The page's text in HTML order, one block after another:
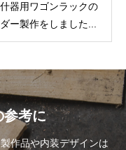
器用ワゴンラックの
ー製作をしました...
参考に
作品や内装デザインは